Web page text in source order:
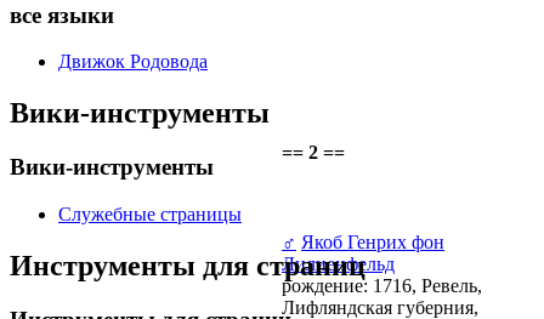
== 2 ==
♂ Якоб Генрих фон
Лилиенфельд
рождение: 1716, Ревель,
Лифляндская губерния,
все языки
Движок Родовода
Вики-инструменты
Вики-инструменты
Служебные страницы
Инструменты для страниц